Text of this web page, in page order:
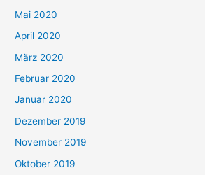
Mai 2020
April 2020
März 2020
Februar 2020
Januar 2020
Dezember 2019
November 2019
Oktober 2019